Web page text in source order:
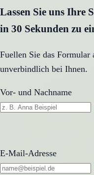
Lassen Sie uns Ihre
in 30 Sekunden zu
Fuellen Sie das Formular
unverbindlich bei Ihnen.
Vor- und Nachname
E-Mail-Adresse